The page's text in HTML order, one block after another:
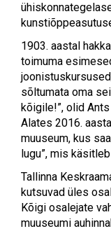
1903. aastal
toimuma
sõltumata oma
kõigile!”, olid
Alates 2016.
muuseum, kus
lugu”, mis
Tallinna
kutsuvad üles
Kõigi osalejate
muuseumi